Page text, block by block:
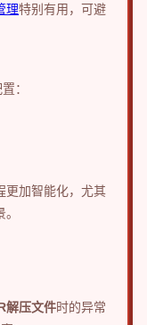
理特别有用，可避
：
更加智能化，尤其
解压文件时的异常